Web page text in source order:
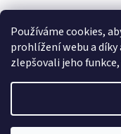
Používáme cookies,
prohlížení webu a
zlepšovali jeho